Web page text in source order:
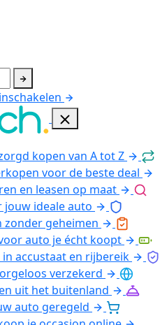
kopen van A tot Z
voor de beste deal
en leasen op maat
jouw ideale auto
zonder geheimen
auto je écht koopt
accustaat en rijbereik
verzekerd
uit het buitenland
auto geregeld